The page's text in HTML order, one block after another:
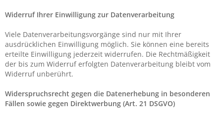
Widerruf Ihrer Einwilligung zur Datenverarbeitung
Viele Datenverarbeitungsvorgänge sind nur mit Ihrer
ausdrücklichen Einwilligung möglich. Sie können eine bereits
erteilte Einwilligung jederzeit widerrufen. Die Rechtmäßigkeit
der bis zum Widerruf erfolgten Datenverarbeitung bleibt vom
Widerruf unberührt.
Widerspruchsrecht gegen die Datenerhebung in besonderen
Fällen sowie gegen Direktwerbung (Art. 21 DSGVO)